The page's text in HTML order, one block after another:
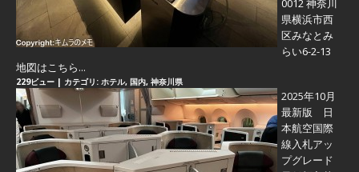
0012 神奈川
県横浜市西
区みなとみ
らい6-2-13
地図はこちら...
229ビュー | カテゴリ: ホテル, 国内, 神奈川県
2025年10月
最新版 日
本航空国際
線入札アッ
プグレード